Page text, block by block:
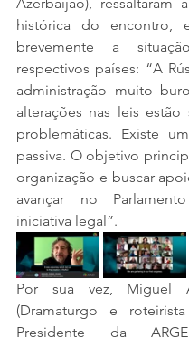
histórica do encontro,
brevemente a
respectivos países: “A
administração muito
alterações nas leis
problemáticas. Existe
passiva. O objetivo
organização e buscar
avançar no
iniciativa legal”.
Por sua vez, Miguel
(Dramaturgo e roteirista
Presidente da